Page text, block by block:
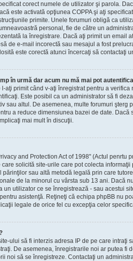
corect numele de utilizator şi parola.
este activată opţiunea COPPA şi aţi
primite. Unele forumuri obligă ca
personal, fie de către un
la înregistrare. Dacă aţi primit un email
de e-mail incorectă sau mesajul a fost
este corectă atunci încercaţi să contactaţi
în urmă dar acum nu mă mai pot
aţi primit când v-aţi înregistrat pentru a
Este posibil ca un administrator să fi
sau altul. De asemenea, multe forumuri şterg
a reduce dimensiunea bazei de date. Dacă
mai mult în discuţii.
and Protection Act of 1998" (Actul penrtu
solicită site-urile care pot colecta
părinţilor sau altă metodă legală prin care
de la minorul cu vârsta sub 13 ani. Dacă
un utilizator ce se înregistrează - sau acestui
asistenţă. Reţineţi că echipa phpBB nu
legale de orice fel cu excepţia celor
ului să fi interzis adresa IP de pe care intraţi
De asemenea, înregistrarile noi ar putea fi
noi să se înregistreze. Contactaţi un